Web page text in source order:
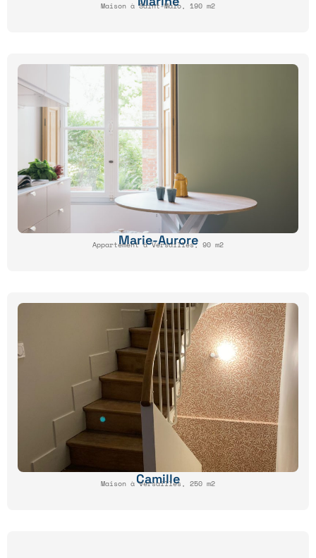
Maison à Saint-Malo, 190 m2
Marie-Aurore
Appartement à Versailles, 90 m2
Camille
Maison à Versailles, 250 m2